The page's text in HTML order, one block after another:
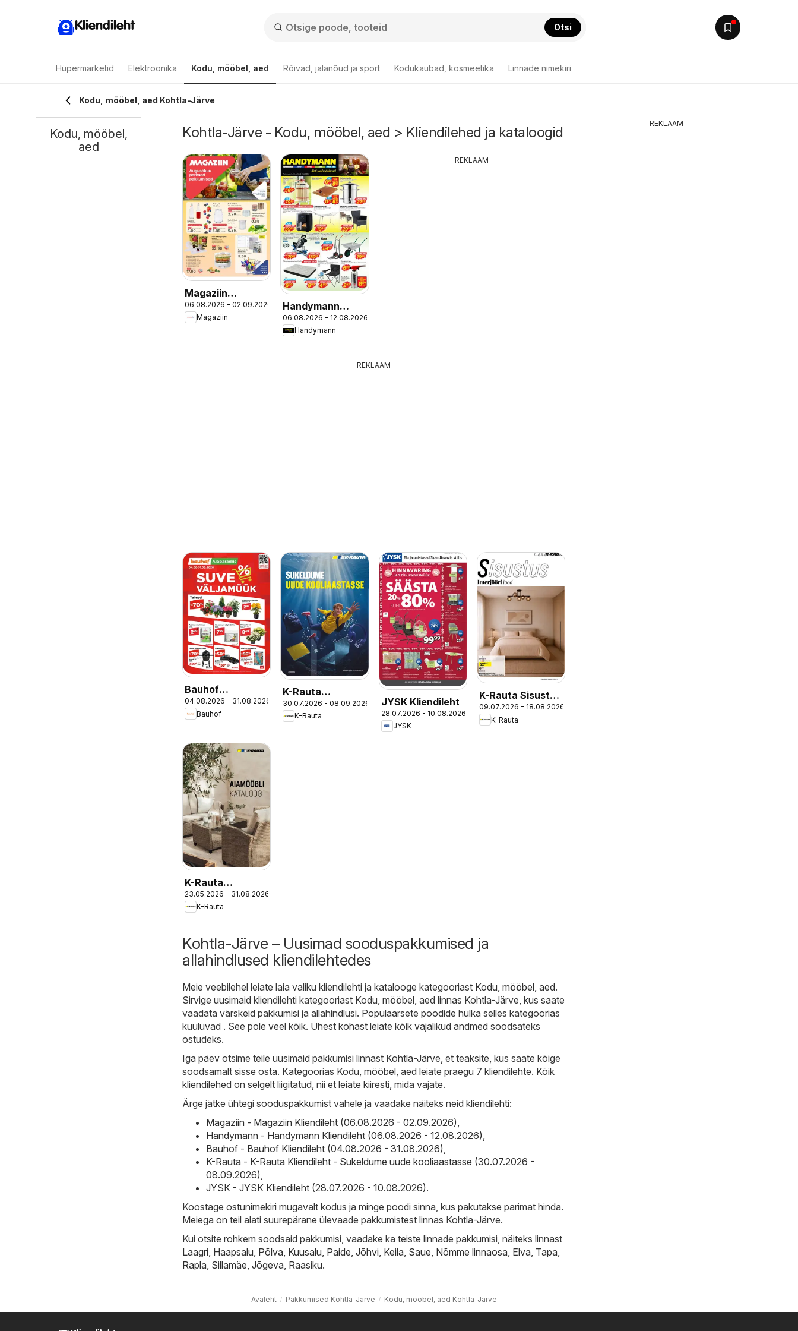
Kliendileht Otsi
Hüpermarketid Elektroonika Kodu, mööbel, aed Rõivad, jalanõud ja sport Kodukaubad, kosmeetika Linnade nimekiri
Kodu, mööbel, aed Kohtla-Järve
Kohtla-Järve - Kodu, mööbel, aed > Kliendilehed ja kataloogid
Magaziin
Kliendileht
06.08.2026 - 02.09.2026
Magaziin
Handymann
Kliendileht
06.08.2026 - 12.08.2026
Handymann
REKLAAM
REKLAAM
Bauhof
Kliendileht
04.08.2026 - 31.08.2026
Bauhof
K-Rauta
Kliendileht -
Sukeldume uude
30.07.2026 - 08.09.2026
K-Rauta
JYSK Kliendileht
28.07.2026 - 10.08.2026
JYSK
K-Rauta Sisustus
kataloog
09.07.2026 - 18.08.2026
K-Rauta
K-Rauta
Aiamööbli
kataloog
23.05.2026 - 31.08.2026
K-Rauta
Kohtla-Järve – Uusimad sooduspakkumised ja
allahindlused kliendilehtedes
Meie veebilehel leiate laia valiku kliendilehti ja katalooge kategooriast Kodu, mööbel, aed.
Sirvige uusimaid kliendilehti kategooriast Kodu, mööbel, aed linnas Kohtla-Järve, kus saate
vaadata värskeid pakkumisi ja allahindlusi. Populaarsete poodide hulka selles kategoorias
kuuluvad . See pole veel kõik. Ühest kohast leiate kõik vajalikud andmed soodsateks
ostudeks.
Iga päev otsime teile uusimaid pakkumisi linnast Kohtla-Järve, et teaksite, kus saate kõige
soodsamalt sisse osta. Kategoorias Kodu, mööbel, aed leiate praegu 7 kliendilehte. Kõik
kliendilehed on selgelt liigitatud, nii et leiate kiiresti, mida vajate.
Ärge jätke ühtegi sooduspakkumist vahele ja vaadake näiteks neid kliendilehti:
Magaziin - Magaziin Kliendileht (06.08.2026 - 02.09.2026)
Handymann - Handymann Kliendileht (06.08.2026 - 12.08.2026)
Bauhof - Bauhof Kliendileht (04.08.2026 - 31.08.2026)
K-Rauta - K-Rauta Kliendileht - Sukeldume uude kooliaastasse (30.07.2026 -
08.09.2026)
JYSK - JYSK Kliendileht (28.07.2026 - 10.08.2026).
Koostage ostunimekiri mugavalt kodus ja minge poodi sinna, kus pakutakse parimat hinda.
Meiega on teil alati suurepärane ülevaade pakkumistest linnas Kohtla-Järve.
Kui otsite rohkem soodsaid pakkumisi, vaadake ka teiste linnade pakkumisi, näiteks linnast
Laagri Haapsalu Põlva Kuusalu Paide Jõhvi Keila Saue Nõmme linnaosa Elva Tapa
Rapla Sillamäe Jõgeva Raasiku.
Avaleht Pakkumised Kohtla-Järve Kodu, mööbel, aed Kohtla-Järve
Kodu, mööbel,
aed
REKLAAM